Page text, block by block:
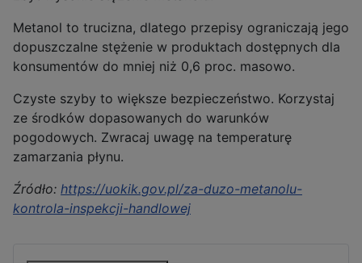
Metanol to trucizna, dlatego przepisy ograniczają jego
dopuszczalne stężenie w produktach dostępnych dla
konsumentów do mniej niż 0,6 proc. masowo.
Czyste szyby to większe bezpieczeństwo. Korzystaj
ze środków dopasowanych do warunków
pogodowych. Zwracaj uwagę na temperaturę
zamarzania płynu.
Źródło: https://uokik.gov.pl/za-duzo-metanolu-
kontrola-inspekcji-handlowej